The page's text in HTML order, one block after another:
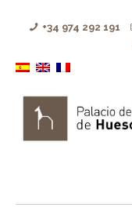
+34 974 292 191